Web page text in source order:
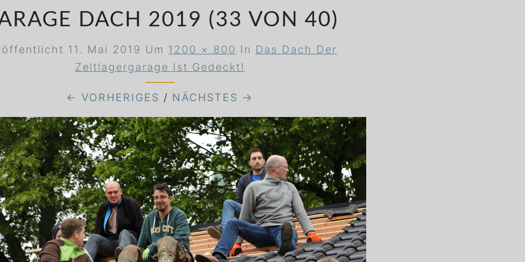
DACH 2019 (33 VON 40)
11. Mai 2019 Um 1200 × 800 In Das Dach Der
Zeltlagergarage Ist Gedeckt!
← VORHERIGES / NÄCHSTES →